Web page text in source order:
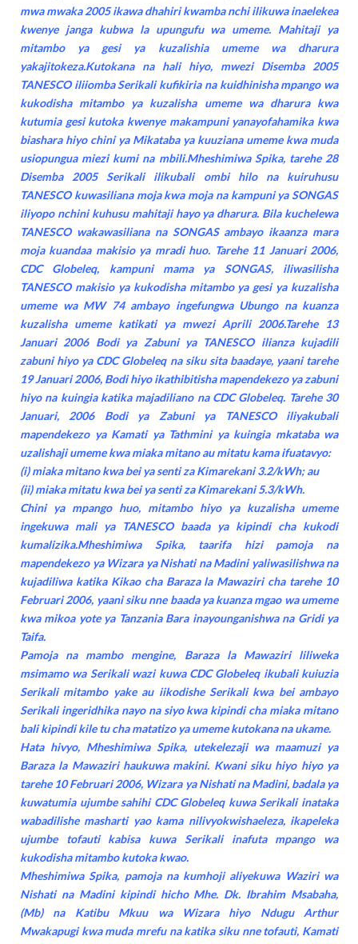
mwa mwaka 2005 ikawa dhahiri kwamba nchi ilikuwa inaelekea
kwenye janga kubwa la upungufu wa umeme. Mahitaji ya
mitambo ya gesi ya kuzalishia umeme wa dharura
yakajitokeza.Kutokana na hali hiyo, mwezi Disemba 2005
TANESCO iliiomba Serikali kufikiria na kuidhinisha mpango wa
kukodisha mitambo ya kuzalisha umeme wa dharura kwa
kutumia gesi kutoka kwenye makampuni yanayofahamika kwa
biashara hiyo chini ya Mikataba ya kuuziana umeme kwa muda
usiopungua miezi kumi na mbili.Mheshimiwa Spika, tarehe 28
Disemba 2005 Serikali ilikubali ombi hilo na kuiruhusu
TANESCO kuwasiliana moja kwa moja na kampuni ya SONGAS
iliyopo nchini kuhusu mahitaji hayo ya dharura. Bila kuchelewa
TANESCO wakawasiliana na SONGAS ambayo ikaanza mara
moja kuandaa makisio ya mradi huo. Tarehe 11 Januari 2006,
CDC Globeleq, kampuni mama ya SONGAS, iliwasilisha
TANESCO makisio ya kukodisha mitambo ya gesi ya kuzalisha
umeme wa MW 74 ambayo ingefungwa Ubungo na kuanza
kuzalisha umeme katikati ya mwezi Aprili 2006.Tarehe 13
Januari 2006 Bodi ya Zabuni ya TANESCO ilianza kujadili
zabuni hiyo ya CDC Globeleq na siku sita baadaye, yaani tarehe
19 Januari 2006, Bodi hiyo ikathibitisha mapendekezo ya zabuni
hiyo na kuingia katika majadiliano na CDC Globeleq. Tarehe 30
Januari, 2006 Bodi ya Zabuni ya TANESCO iliyakubali
mapendekezo ya Kamati ya Tathmini ya kuingia mkataba wa
uzalishaji umeme kwa miaka mitano au mitatu kama ifuatavyo:
(i) miaka mitano kwa bei ya senti za Kimarekani 3.2/kWh; au
(ii) miaka mitatu kwa bei ya senti za Kimarekani 5.3/kWh.
Chini ya mpango huo, mitambo hiyo ya kuzalisha umeme
ingekuwa mali ya TANESCO baada ya kipindi cha kukodi
kumalizika.Mheshimiwa Spika, taarifa hizi pamoja na
mapendekezo ya Wizara ya Nishati na Madini yaliwasilishwa na
kujadiliwa katika Kikao cha Baraza la Mawaziri cha tarehe 10
Februari 2006, yaani siku nne baada ya kuanza mgao wa umeme
kwa mikoa yote ya Tanzania Bara inayounganishwa na Gridi ya
Taifa.
Pamoja na mambo mengine, Baraza la Mawaziri liliweka
msimamo wa Serikali wazi kuwa CDC Globeleq ikubali kuiuzia
Serikali mitambo yake au iikodishe Serikali kwa bei ambayo
Serikali ingeridhika nayo na siyo kwa kipindi cha miaka mitano
bali kipindi kile tu cha matatizo ya umeme kutokana na ukame.
Hata hivyo, Mheshimiwa Spika, utekelezaji wa maamuzi ya
Baraza la Mawaziri haukuwa makini. Kwani siku hiyo hiyo ya
tarehe 10 Februari 2006, Wizara ya Nishati na Madini, badala ya
kuwatumia ujumbe sahihi CDC Globeleq kuwa Serikali inataka
wabadilishe masharti yao kama nilivyokwishaeleza, ikapeleka
ujumbe tofauti kabisa kuwa Serikali inafuta mpango wa
kukodisha mitambo kutoka kwao.
Mheshimiwa Spika, pamoja na kumhoji aliyekuwa Waziri wa
Nishati na Madini kipindi hicho Mhe. Dk. Ibrahim Msabaha,
(Mb) na Katibu Mkuu wa Wizara hiyo Ndugu Arthur
Mwakapugi kwa muda mrefu na katika siku nne tofauti, Kamati